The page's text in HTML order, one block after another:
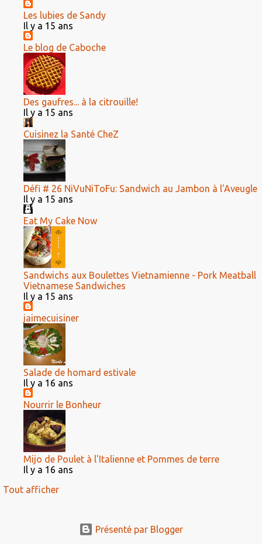
Les lubies de Sandy
Il y a 15 ans
Le blog de Caboche
Des gaufres... à la citrouille!
Il y a 15 ans
Cuisinez la Santé CheZ
Défi # 26 NiVuNiToFu: Sandwich au Jambon à l'Aveugle
Il y a 15 ans
Eat My Cake Now
Sandwichs aux Boulettes Vietnamienne - Pork Meatball
Vietnamese Sandwiches
Il y a 15 ans
jaimecuisiner
Salade de homard estivale
Il y a 16 ans
Nourrir le Bonheur
Mijo de Poulet à l'Italienne et Pommes de terre
Il y a 16 ans
Tout afficher
Présenté par Blogger